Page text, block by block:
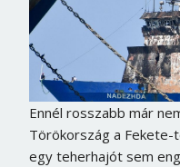
Ennél rosszabb már
Törökország a
egy teherhajót sem